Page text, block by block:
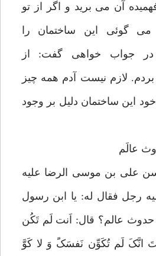
آن می برید و اگر از تو
می گوئی این ساختمان را
جواب خواهی گفت: از
بردم. لازم نیست آدم همه چیز
خود این ساختمان دلیل بر وجود
عالَم
علی بن موسی الرضا علیه
رجل فقال له: یا ابن رسول
حدوث عالم؟ قال: اَنت لَم تَکُن
انَّکَ لَم تُکَوِّن نَفسَکًَ وَ لا کَوَّ